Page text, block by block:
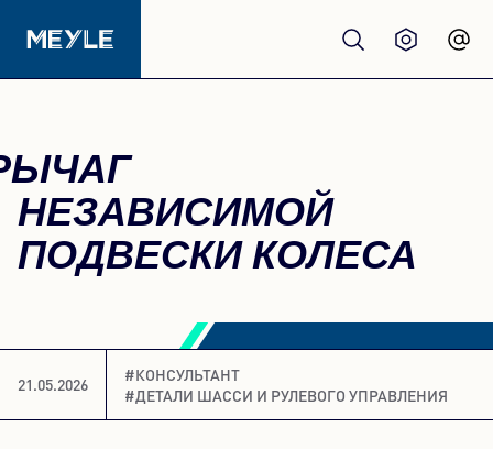
качество
Автосервисы
Дистрибьюторы
О нас
НЕЗАВИСИМОЙ
ПОДВЕСКИ КОЛЕСА
21.05.2026
#КОНСУЛЬТАНТ
#ДЕТАЛИ ШАССИ И РУЛЕВОГО УПРАВЛЕНИЯ